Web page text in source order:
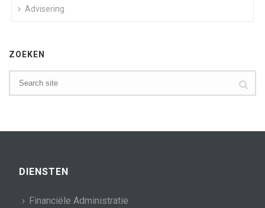
Advisering
ZOEKEN
DIENSTEN
Financiële Administratie